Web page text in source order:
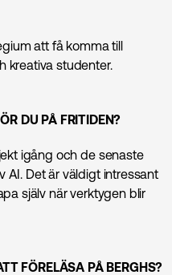
att få komma till
kreativa studenter.
DU PÅ FRITIDEN?
igång och de senaste
AI. Det är väldigt intressant
själv när verktygen blir
FÖRELÄSA PÅ BERGHS?